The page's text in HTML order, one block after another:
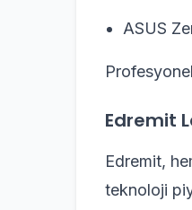
ASUS
Edremit
Edremit,
teknoloji